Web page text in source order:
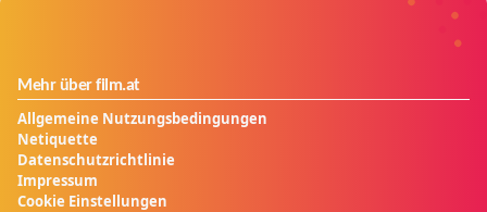
Mehr über film.at
Allgemeine Nutzungsbedingungen
Netiquette
Datenschutzrichtlinie
Impressum
Cookie Einstellungen